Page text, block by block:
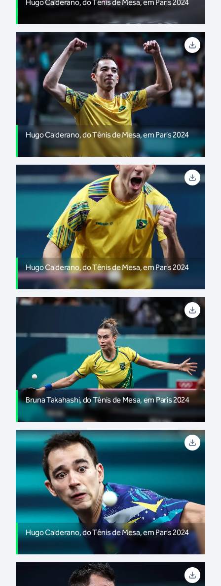
Hugo Calderano, do Tênis de Mesa, em Paris 2024
Hugo Calderano, do Tênis de Mesa, em Paris 2024
Hugo Calderano, do Tênis de Mesa, em Paris 2024
Bruna Takahashi, do Tênis de Mesa, em Paris 2024
Hugo Calderano, do Tênis de Mesa, em Paris 2024